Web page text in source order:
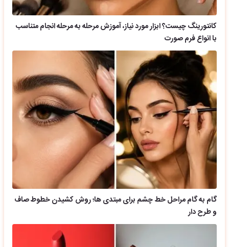
کانتورینگ چیست؟ ابزار مورد نیاز، آموزش مرحله به مرحله انجام متناسب
با انواع فرم صورت
گام به گام مراحل خط چشم برای مبتدی ها؛ روش کشیدن خطوط صاف
و طرح دار